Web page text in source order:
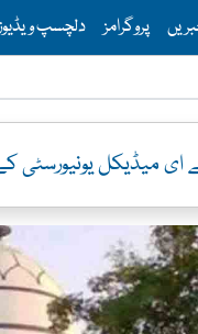
the main menu for
پروگرامز دلچسپ
ای میڈیکل یونیورسٹی